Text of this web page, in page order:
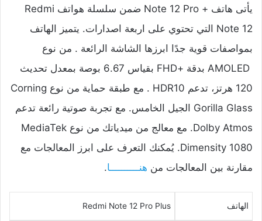
يأتى هاتف + Note 12 Pro ضمن سلسلة هواتف Redmi
Note 12 التي تحتوي على اربعة اصدارات. يتميز الهاتف
بمواصفات قوية جدًا ابرزها الشاشة الرائعة . من نوع
AMOLED بدقة +FHD بقياس 6.67 بوصة بمعدل تحديث
120 هرتز، تدعم HDR10 . مع طبقة حماية من نوع Corning
Gorilla Glass الجيل الخامس. مع تجربة صوتية رائعة تدعم
Dolby Atmos. مع معالج من ميدياتك من نوع MediaTek
Dimensity 1080. يُمكنك التعرف على ابرز المعالجات مع
مقارنة بين المعالجات من هنــــــــــا.
الهاتف Redmi Note 12 Pro Plus